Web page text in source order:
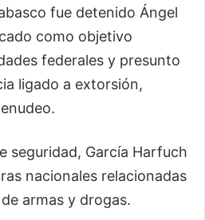
fue detenido Ángel
como objetivo
federales y presunto
ligado a extorsión,
seguridad, García Harfuch
nacionales relacionadas
armas y drogas.